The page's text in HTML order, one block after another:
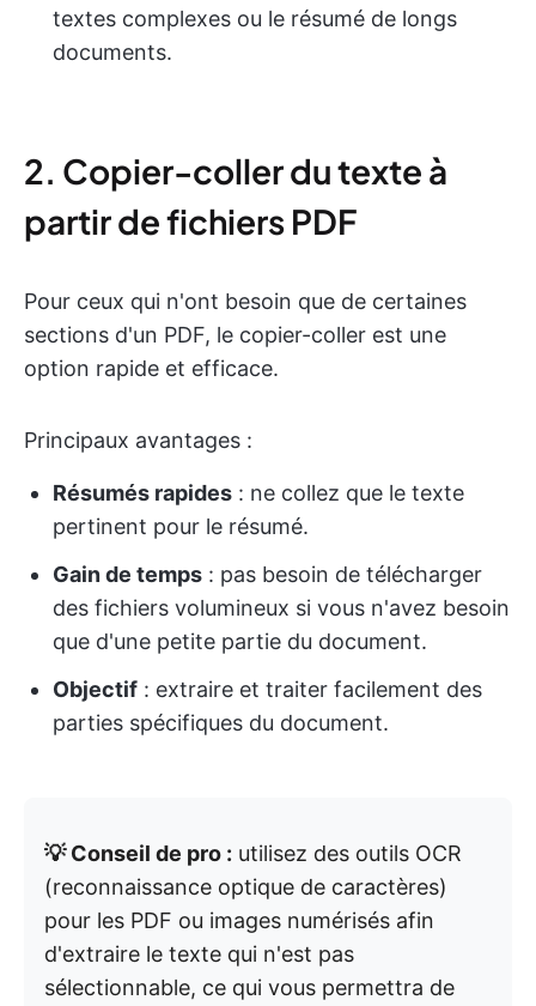
textes complexes ou le résumé de longs
documents.
2. Copier-coller du texte à
partir de fichiers PDF
Pour ceux qui n'ont besoin que de certaines
sections d'un PDF, le copier-coller est une
option rapide et efficace.
Principaux avantages :
Résumés rapides : ne collez que le texte
pertinent pour le résumé.
Gain de temps : pas besoin de télécharger
des fichiers volumineux si vous n'avez besoin
que d'une petite partie du document.
Objectif : extraire et traiter facilement des
parties spécifiques du document.
💡 Conseil de pro : utilisez des outils OCR
(reconnaissance optique de caractères)
pour les PDF ou images numérisés afin
d'extraire le texte qui n'est pas
sélectionnable, ce qui vous permettra de